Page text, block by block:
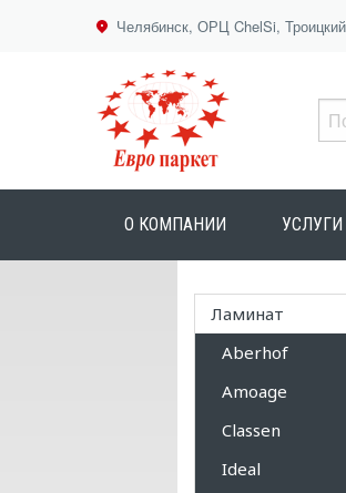
Челябинск, ОРЦ ChelSi,
О КОМПАНИИ УСЛУГИ
Ламинат
Aberhof
Amoage
Classen
Ideal